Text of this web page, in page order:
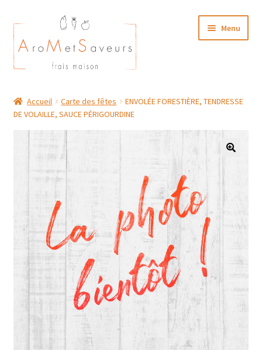
Aller
à
la
navigation
Aller
au
contenu
Menu
Plat du Jour/ Menu Week end
NOS BOUTIQUES
MON COMPTE
Accueil Carte des fêtes
ENVOLÉE FORESTIÈRE, TENDRESSE
DE VOLAILLE, SAUCE PÉRIGOURDINE